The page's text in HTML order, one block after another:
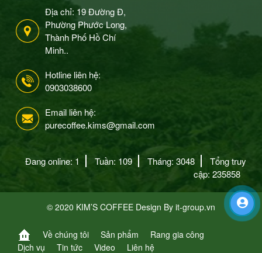
Địa chỉ: 19 Đường Đ,
Phường Phước Long,
Thành Phố Hồ Chí
Minh..
Hotline liên hệ:
0903038600
Email liên hệ:
purecoffee.kims@gmail.com
Đang online: 1 Tuần: 109 Tháng: 3048
Tổng truy
cập: 235858
© 2020 KIM’S COFFEE Design By it-group.vn
Về chúng tôi Sản phẩm
Rang gia công
Dịch vụ
Tin tức Video Liên hệ